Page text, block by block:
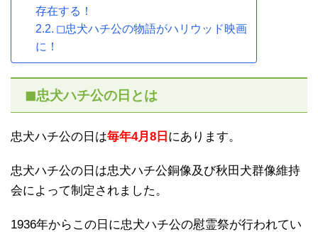
存在する！
◻忠犬ハチ公の物語がハリウッド映画
に！
◼忠犬ハチ公の日とは
忠犬ハチ公の日は毎年4月8日 にあります。
忠犬ハチ公の日は忠犬ハチ公銅像及び秋田犬群像維持
会によって制定されました。
1936年からこの日に忠犬ハチ公の慰霊祭が行われてい